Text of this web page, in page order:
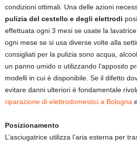
condizioni ottimali. Una delle azioni
pulizia del cestello e degli elettrodi
effettuata ogni 3 mesi se usate la
ogni mese se si usa diverse volte alla
consigliati per la pulizia sono acqua,
un panno umido o utilizzando l’apposito
modelli in cui è disponibile. Se il difetto
evitare danni ulteriori è fondamentale
riparazione di elettrodomestici a Bologna
Posizionamento
L’asciugatrice utilizza l’aria esterna per